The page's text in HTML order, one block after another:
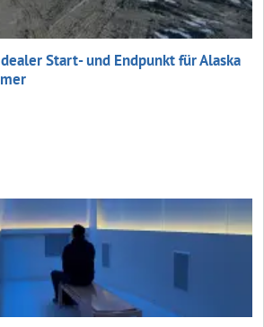
Start- und Endpunkt für Alaska